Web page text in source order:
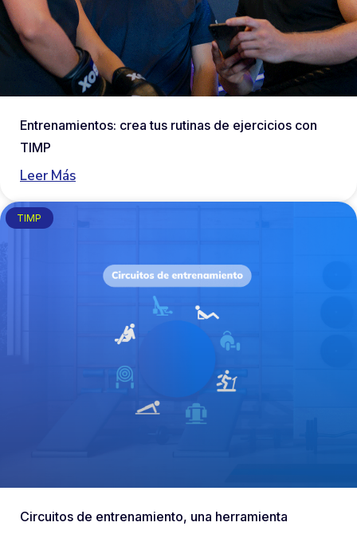
Entrenamientos: crea tus rutinas de ejercicios con
TIMP
Leer Más
TIMP
Circuitos de entrenamiento, una herramienta